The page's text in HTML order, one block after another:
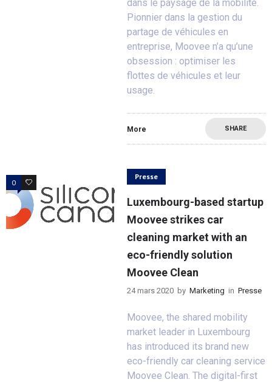
dans le paysage de la mobilité.
Pionnier dans la gestion du
partage de véhicules en
entreprise, Moovee n’a qu’une
obsession : optimiser les
flottes de véhicules et leur
usage.
More SHARE
0 0
Presse
Luxembourg-based startup
Moovee strikes car
cleaning market with an
eco-friendly solution
Moovee Clean
24 mars 2020 by Marketing in Presse
Moovee, the shared mobility
market leader in Luxembourg
has introduced its brand new
eco-friendly car cleaning service
Moovee Clean. The digital-first